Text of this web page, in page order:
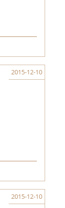
2015-12-10
2015-12-10